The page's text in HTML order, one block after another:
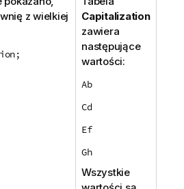
z wielkiej
Capitalization
zawiera
następujące
wartości:
Ab
Cd
Ef
Gh
Wszystkie